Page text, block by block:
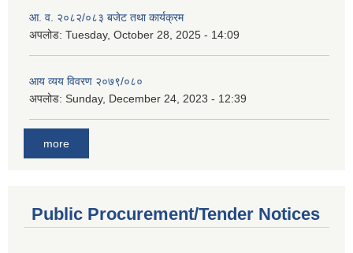
आ. व. २०८२/०८३ बजेट तथा कार्यक्रम
अपलोड: Tuesday, October 28, 2025 - 14:09
आय व्यय विवरण २०७९/०८०
अपलोड: Sunday, December 24, 2023 - 12:39
more
Public Procurement/Tender Notices